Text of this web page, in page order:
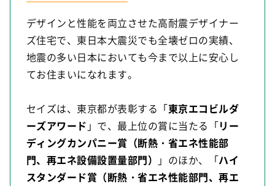
デザインと性能を両立させた高耐震デザイナー
ズ住宅で、東日本大震災でも全壊ゼロの実績、
地震の多い日本においても今まで以上に安心し
てお住まいになれます。
セイズは、東京都が表彰する「東京エコビルダ
ーズアワード 」で、最上位の賞に当たる「リー
ディングカンパニー賞（断熱・省エネ性能部
門、再エネ設備設置量部門） 」のほか、「ハイ
スタンダード賞（断熱・省エネ性能部門、再エ